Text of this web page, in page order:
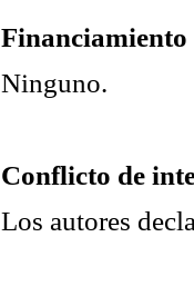
Financiamiento
Ninguno.
Conflicto de
Los autores